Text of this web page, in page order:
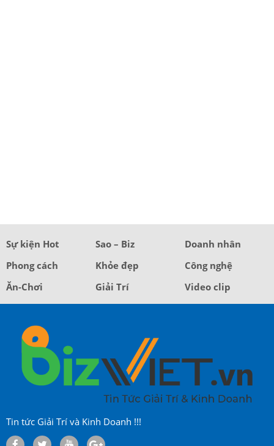
Sự kiện Hot Sao – Biz
Doanh nhân
Phong cách
Khỏe đẹp
Công nghệ
Ăn-Chơi
Giải Trí Video clip
Tin tức Giải Trí và Kinh Doanh !!!